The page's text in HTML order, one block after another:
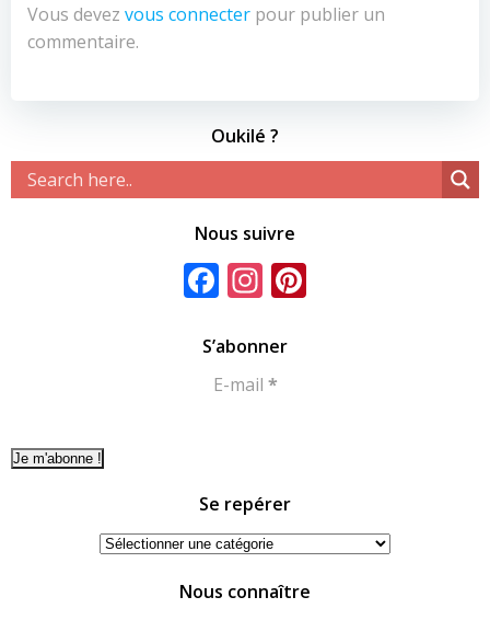
Vous devez vous connecter pour publier un
commentaire.
Oukilé ?
Nous suivre
Facebook
Instagram
S’abonner
E-mail *
Se repérer
Se
Nous connaître